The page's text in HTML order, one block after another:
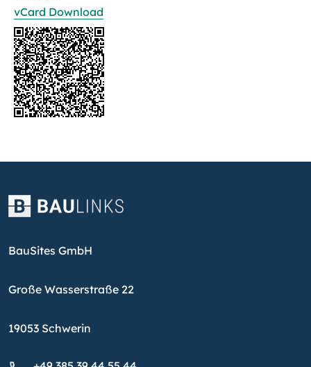
vCard Download
BauSites GmbH
Große Wasserstraße 22
19053 Schwerin